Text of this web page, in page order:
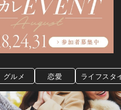
グルメ 恋愛 ライフスタ